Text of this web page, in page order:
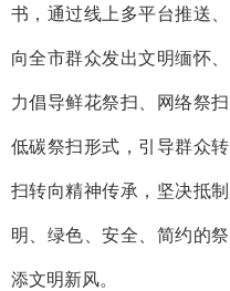
书，通过线上多平台推送
向全市群众发出文明缅怀
力倡导鲜花祭扫、网络祭
低碳祭扫形式，引导群众
扫转向精神传承，坚决抵
明、绿色、安全、简约的
添文明新风。